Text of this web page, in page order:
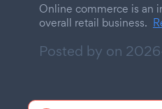
Online commerce is an
overall retail business.
Posted by on